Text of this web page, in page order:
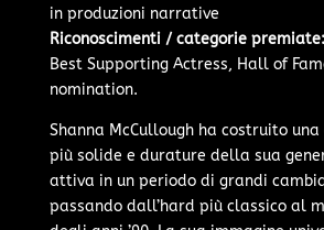
in produzioni narrative
Riconoscimenti / categorie premiate:
Best Supporting Actress, Hall of
nomination.
Shanna McCullough ha costruito
più solide e durature della sua
attiva in un periodo di grandi
passando dall’hard più classico al